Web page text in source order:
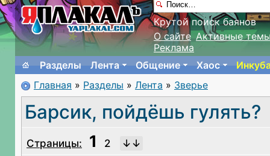
Крутой поиск баянов
О сайте Активные
Реклама
Разделы
Лента Общение Хаос
Главная » Разделы » Лента » Зверье
Барсик, пойдёшь гулять?
Страницы: 1
2